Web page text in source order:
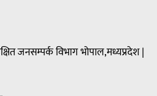
जनसम्पर्क विभाग भोपाल,मध्यप्रदेश |